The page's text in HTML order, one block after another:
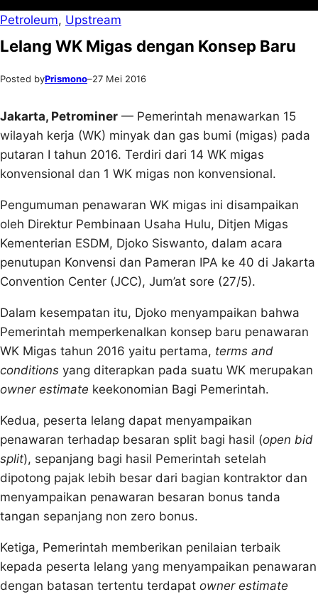
Petroleum, Upstream
Lelang WK Migas dengan Konsep Baru
Posted byPrismono–27 Mei 2016
Jakarta, Petrominer — Pemerintah menawarkan 15
wilayah kerja (WK) minyak dan gas bumi (migas) pada
putaran I tahun 2016. Terdiri dari 14 WK migas
konvensional dan 1 WK migas non konvensional.
Pengumuman penawaran WK migas ini disampaikan
oleh Direktur Pembinaan Usaha Hulu, Ditjen Migas
Kementerian ESDM, Djoko Siswanto, dalam acara
penutupan Konvensi dan Pameran IPA ke 40 di Jakarta
Convention Center (JCC), Jum’at sore (27/5).
Dalam kesempatan itu, Djoko menyampaikan bahwa
Pemerintah memperkenalkan konsep baru penawaran
WK Migas tahun 2016 yaitu pertama, terms and
conditions yang diterapkan pada suatu WK merupakan
owner estimate keekonomian Bagi Pemerintah.
Kedua, peserta lelang dapat menyampaikan
penawaran terhadap besaran split bagi hasil (open bid
split), sepanjang bagi hasil Pemerintah setelah
dipotong pajak lebih besar dari bagian kontraktor dan
menyampaikan penawaran besaran bonus tanda
tangan sepanjang non zero bonus.
Ketiga, Pemerintah memberikan penilaian terbaik
kepada peserta lelang yang menyampaikan penawaran
dengan batasan tertentu terdapat owner estimate